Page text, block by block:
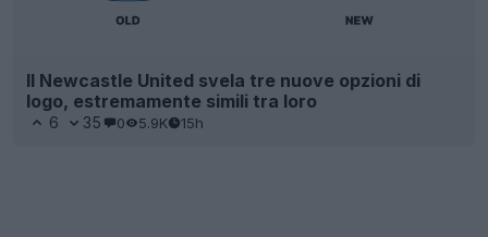
Il Newcastle United svela tre nuove opzioni di
logo, estremamente simili tra loro
6 35 0 5.9K 15h